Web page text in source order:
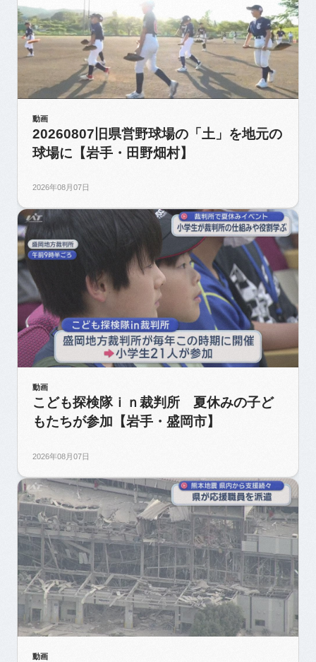
動画
20260807旧県営野球場の「土」を地元の
球場に【岩手・田野畑村】
2026年08月07日
動画
こども探検隊ｉｎ裁判所 夏休みの子ど
もたちが参加【岩手・盛岡市】
2026年08月07日
動画